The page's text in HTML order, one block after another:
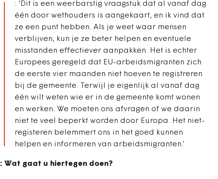
: ‘Dit is een weerbarstig vraagstuk dat al vanaf dag
één door wethouders is aangekaart, en ik vind dat
ze een punt hebben. Als je weet waar mensen
verblijven, kun je ze beter helpen en eventuele
misstanden effectiever aanpakken. Het is echter
Europees geregeld dat EU-arbeidsmigranten zich
de eerste vier maanden niet hoeven te registreren
bij de gemeente. Terwijl je eigenlijk al vanaf dag
één wilt weten wie er in de gemeente komt wonen
en werken. We moeten ons afvragen of we daarin
niet te veel beperkt worden door Europa. Het niet-
registeren belemmert ons in het goed kunnen
helpen en informeren van arbeidsmigranten.’
: Wat gaat u hiertegen doen?